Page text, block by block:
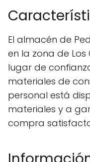
El almacén de
en la zona de Los
lugar de
materiales de
personal está
materiales y a
compra